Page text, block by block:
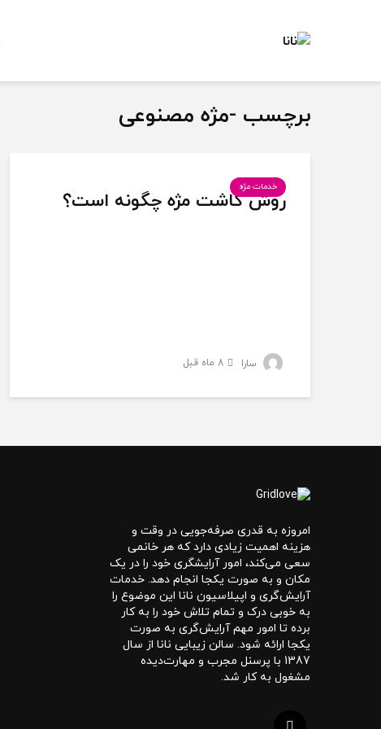
برچسب -مژه مصنوعی
خدمات مژه
روش کاشت مژه چگونه است؟
سارا 8 ماه قبل
امروزه به قدری صرفه‌جویی در وقت و
هزینه اهمیت زیادی دارد که هر خانمی
سعی می‌کند، امور آرایشگری خود را در یک
مکان و به صورت یکجا انجام دهد. خدمات
آرایش‌گری و اپیلاسیون نانا این موضوع را
به خوبی درک و تمام تلاش خود را به کار
برده تا امور مهم آرایش‌گری به صورت
یکجا ارائه شود. سالن زیبایی نانا از سال
1387 با پرسنل مجرب و مهارت‌دیده
مشغول به کار شد.